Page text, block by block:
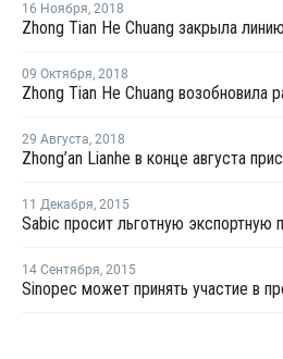
16 Ноября, 2018
09 Октября, 2018
29 Августа, 2018
11 Декабря, 2015
14 Сентября, 2015